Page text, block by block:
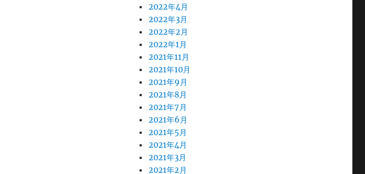
2022年4月
2022年3月
2022年2月
2022年1月
2021年11月
2021年10月
2021年9月
2021年8月
2021年7月
2021年6月
2021年5月
2021年4月
2021年3月
2021年2月